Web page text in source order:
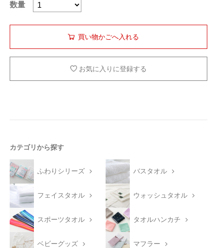
数量
お気に入りに登録する
カテゴリから探す
ふわりシリーズ バスタオル
フェイスタオル ウォッシュタオル
スポーツタオル タオルハンカチ
ベビーグッズ マフラー